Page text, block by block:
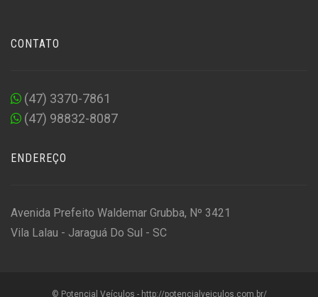
CONTATO
(47) 3370-7861
(47) 98832-8087
ENDEREÇO
Avenida Prefeito Waldemar Grubba, Nº 3421
Vila Lalau - Jaraguá Do Sul - SC
© Potencial Veículos - http://potencialveiculos.com.br/